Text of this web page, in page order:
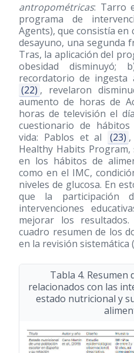
antropométricas: Tarro
programa de
Agents), que consistía en
desayuno, una segunda
Tras, la aplicación del
obesidad disminuyó;
recordatorio de
(22) , revelaron
aumento de horas de
horas de televisión el
cuestionario de
vida: Pablos et al
(23)
Healthy Habits
en los hábitos de
como en el IMC,
niveles de glucosa. En
que la participación
intervenciones
mejorar los
cuadro resumen de los
en la revisión sistemática
Tabla 4. Resumen
relacionados con las
estado nutricional y